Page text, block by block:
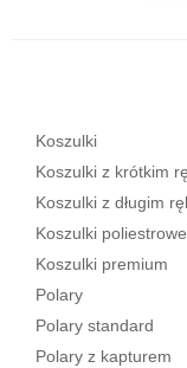
Koszulki
Koszulki z krótkim
Koszulki z długim
Koszulki poliestrowe
Koszulki premium
Polary
Polary standard
Polary z kapturem